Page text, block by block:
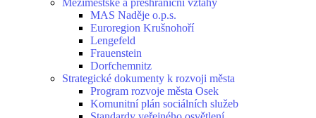
Meziměstské a přeshraniční vztahy
MAS Naděje o.p.s.
Euroregion Krušnohoří
Lengefeld
Frauenstein
Dorfchemnitz
Strategické dokumenty k rozvoji města
Program rozvoje města Osek
Komunitní plán sociálních služeb